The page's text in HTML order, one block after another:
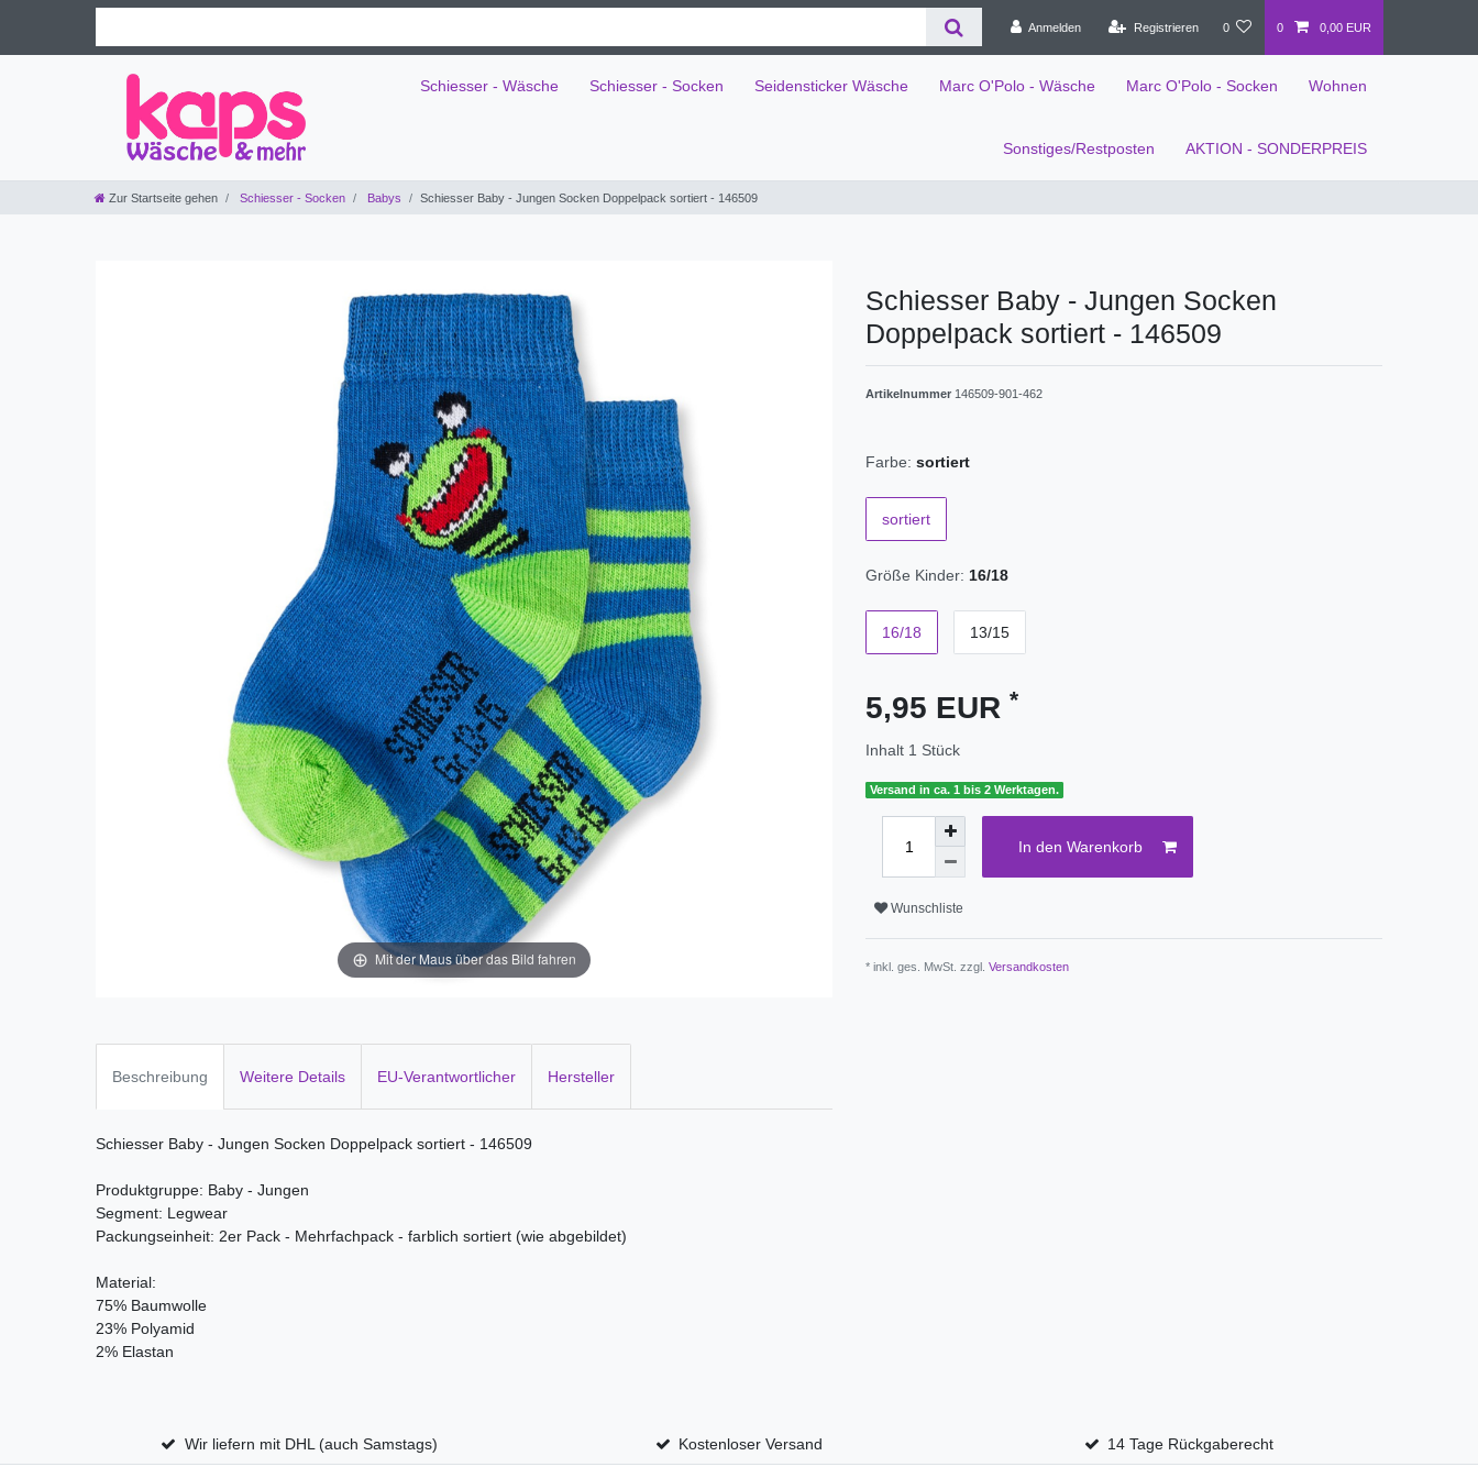
Anmelden Registrieren 0 0 0,00 EUR
Schiesser - Wäsche Schiesser - Socken Seidensticker Wäsche Marc O'Polo - Wäsche Marc O'Polo - Socken Wohnen
Sonstiges/Restposten AKTION - SONDERPREIS
Zur Startseite gehen Schiesser - Socken Babys Schiesser Baby - Jungen Socken Doppelpack sortiert - 146509
Mit der Maus über das Bild fahren
Schiesser Baby - Jungen Socken
Doppelpack sortiert - 146509
Artikelnummer 146509-901-462
Farbe: sortiert
sortiert
Größe Kinder: 16/18
16/18 13/15
5,95 EUR *
Inhalt 1 Stück
Versand in ca. 1 bis 2 Werktagen.
In den Warenkorb
Wunschliste
* inkl. ges. MwSt. zzgl. Versandkosten
Beschreibung Weitere Details EU-Verantwortlicher Hersteller
Schiesser Baby - Jungen Socken Doppelpack sortiert - 146509
Produktgruppe: Baby - Jungen
Segment: Legwear
Packungseinheit: 2er Pack - Mehrfachpack - farblich sortiert (wie abgebildet)
Material:
75% Baumwolle
23% Polyamid
2% Elastan
Wir liefern mit DHL (auch Samstags) Kostenloser Versand 14 Tage Rückgaberecht